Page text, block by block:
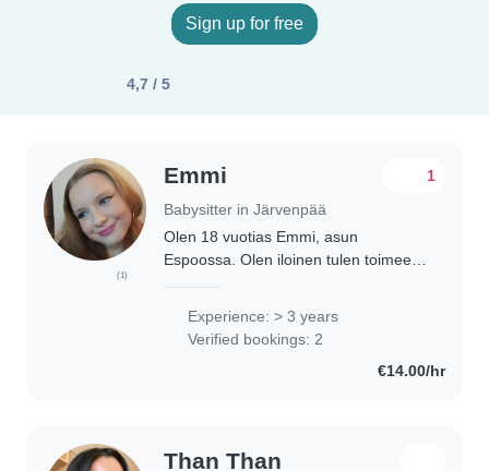
Sign up for free
4,7 / 5
(1)
Emmi
Babysitter in Järvenpää
1
Olen 18 vuotias Emmi, asun
Espoossa. Olen iloinen tulen toimeen
ensimmäistä vuotta kasvatus ja
ohjausalan lastenojaaja..
Experience: > 3 years
Verified bookings: 2
€14.00/hr
Than Than